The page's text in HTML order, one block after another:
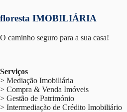
floresta IMOBILIÁRIA
O caminho seguro para a sua casa!
Serviços
> Mediação Imobiliária
> Compra & Venda Imóveis
> Gestão de Património
> Intermediação de Crédito Imobiliário